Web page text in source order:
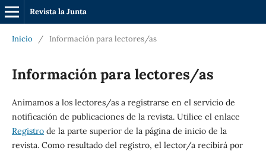
Revista la Junta
Inicio / Información para lectores/as
Información para lectores/as
Animamos a los lectores/as a registrarse en el servicio de
notificación de publicaciones de la revista. Utilice el enlace
Registrode la parte superior de la página de inicio de la
revista. Como resultado del registro, el lector/a recibirá por